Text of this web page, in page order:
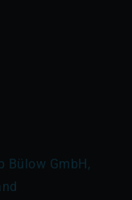
Bülow GmbH,